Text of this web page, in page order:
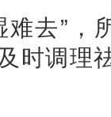
难去”，
时调理